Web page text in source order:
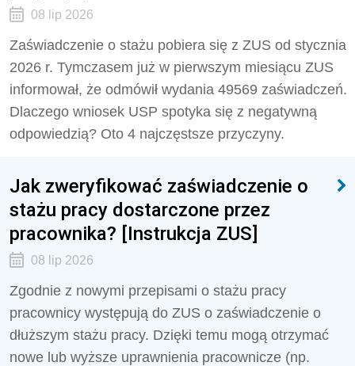
08 lip 2026
Zaświadczenie o stażu pobiera się z ZUS od stycznia
2026 r. Tymczasem już w pierwszym miesiącu ZUS
informował, że odmówił wydania 49569 zaświadczeń.
Dlaczego wniosek USP spotyka się z negatywną
odpowiedzią? Oto 4 najczęstsze przyczyny.
Jak zweryfikować zaświadczenie o
stażu pracy dostarczone przez
pracownika? [Instrukcja ZUS]
08 lip 2026
Zgodnie z nowymi przepisami o stażu pracy
pracownicy występują do ZUS o zaświadczenie o
dłuższym stażu pracy. Dzięki temu mogą otrzymać
nowe lub wyższe uprawnienia pracownicze (np.